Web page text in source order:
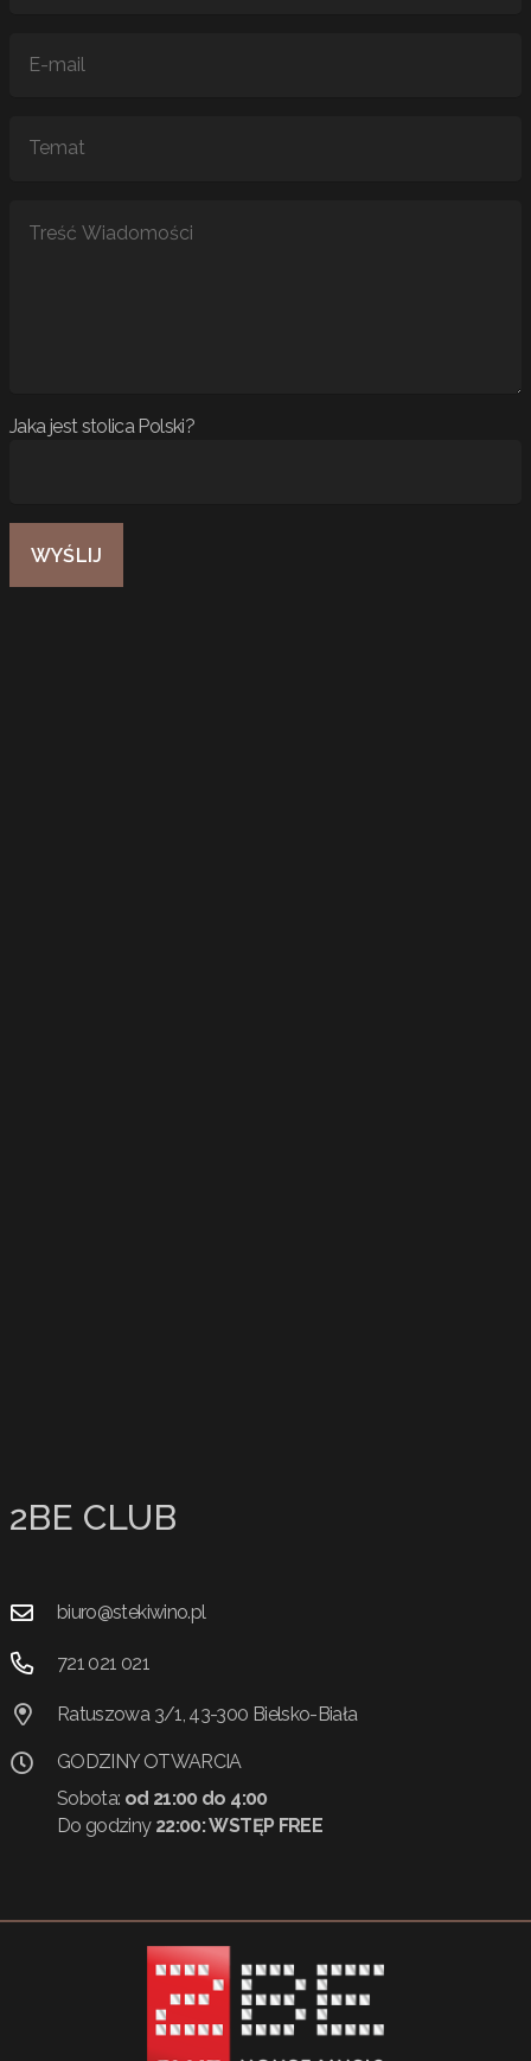
Jaka jest stolica Polski?
2BE CLUB
biuro@stekiwino.pl
721 021 021
Ratuszowa 3/1, 43-300 Bielsko-Biała
GODZINY OTWARCIA
Sobota: od 21:00 do 4:00
Do godziny 22:00:WSTĘP FREE